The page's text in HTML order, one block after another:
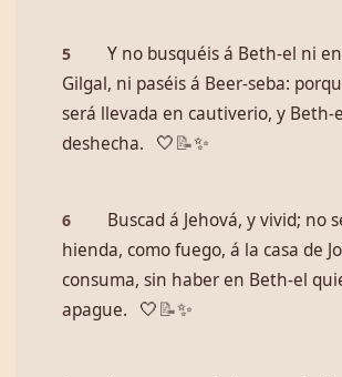
5
Y no busquéis á Beth-el ni
Gilgal, ni paséis á Beer-seba:
será llevada en cautiverio, y Beth-
deshecha.
🤍 📝✨
6
Buscad á Jehová, y vivid; no
hienda, como fuego, á la casa de
consuma, sin haber en Beth-el
apague.
🤍 📝✨